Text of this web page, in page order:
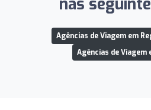
nas
Agências de Viagem em
Agências de Viagem